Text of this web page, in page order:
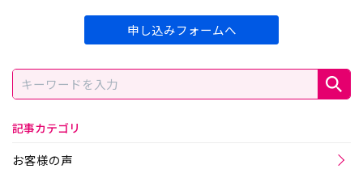
申し込みフォームへ
記事カテゴリ
お客様の声